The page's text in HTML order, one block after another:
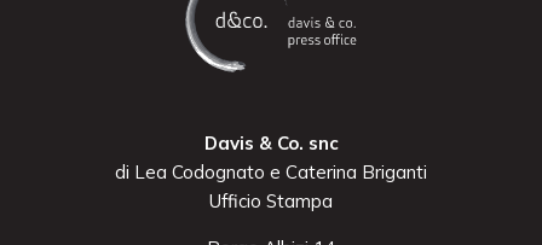
Davis & Co. snc
di Lea Codognato e Caterina Briganti
Ufficio Stampa